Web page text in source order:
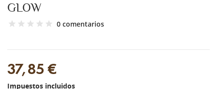
GLOW
0 comentarios
37,85 €
Impuestos incluidos